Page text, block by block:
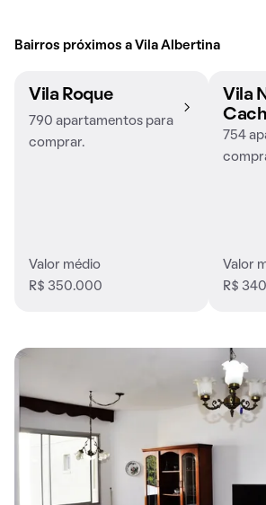
Bairros próximos a Vila Albertina
Vila Roque
790 apartamentos para
comprar.
Valor médio
R$ 350.000
Vila
754
Valor
R$